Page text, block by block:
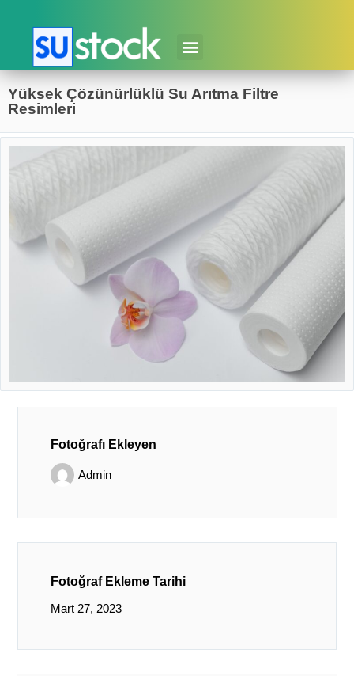
Yüksek Çözünürlüklü Su Arıtma Filtre
Resimleri
Fotoğrafı Ekleyen
Admin
Fotoğraf Ekleme Tarihi
Mart 27, 2023